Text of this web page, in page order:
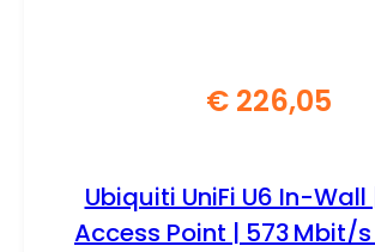
€226,05
Ubiquiti UniFi U6 In-Wall
Access Point | 573 Mbit/s